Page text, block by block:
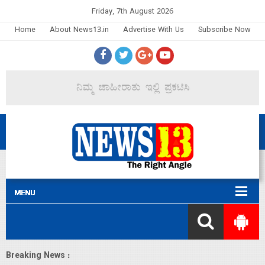
Friday, 7th August 2026
Home
About News13.in Advertise With Us Subscribe Now
Breaking News :